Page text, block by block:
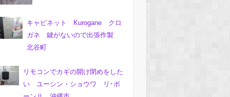
キャビネット Kurogane クロ
ガネ 鍵がないので出張作製
北谷町
リモコンでカギの開け閉めをした
い ユーシン・ショウワ リ･ボ